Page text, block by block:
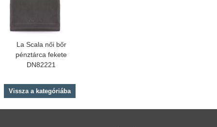
La Scala női bőr
pénztárca fekete
DN82221
Vissza a kategóriába